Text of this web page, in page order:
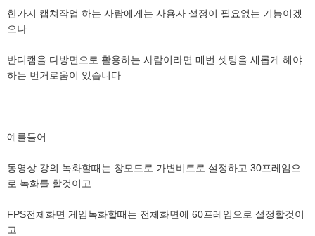
한가지 캡쳐작업 하는 사람에게는 사용자 설정이 필요없는 기능이겠
으나
반디캠을 다방면으로 활용하는 사람이라면 매번 셋팅을 새롭게 해야
하는 번거로움이 있습니다
예를들어
동영상 강의 녹화할때는 창모드로 가변비트로 설정하고 30프레임으
로 녹화를 할것이고
FPS전체화면 게임녹화할때는 전체화면에 60프레임으로 설정할것이
고